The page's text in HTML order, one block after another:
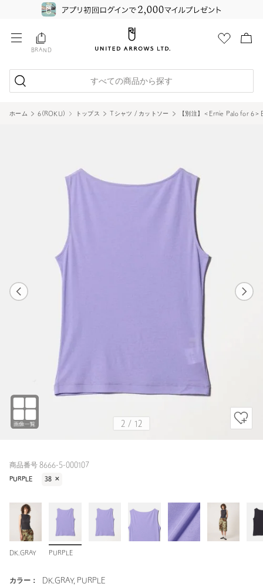
BRAND
すべての商品から探す
ホーム 6(ROKU) トップス Tシャツ / カットソー 【別注】＜Ernie Palo for 6
2 / 12
商品番号 8666-5-000107
PURPLE 38 ✕
DK.GRAY PURPLE
カラー： DK.GRAY, PURPLE